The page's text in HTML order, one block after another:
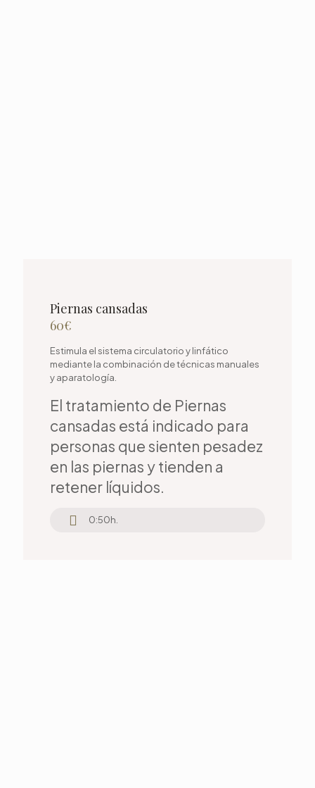
Piernas cansadas
60€
Estimula el sistema circulatorio y linfático
mediante la combinación de técnicas manuales
y aparatología.
El tratamiento de Piernas
cansadas está indicado para
personas que sienten pesadez
en las piernas y tienden a
retener líquidos.
0:50h.